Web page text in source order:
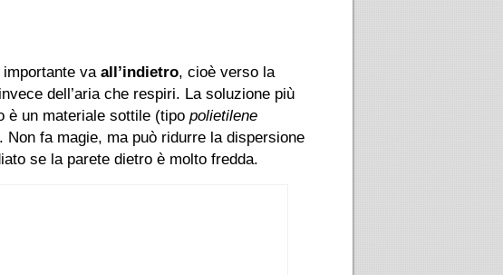
va all’indietro, cioè verso la
invece dell’aria che respiri. La soluzione più
è un materiale sottile (tipo polietilene
fa magie, ma può ridurre la dispersione
se la parete dietro è molto fredda.